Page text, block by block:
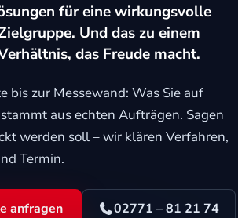
für eine wirkungsvolle
Und das zu einem
das Freude macht.
bis zur Messewand: Was Sie auf
aus echten Aufträgen. Sagen
werden soll – wir klären Verfahren,
Termin.
anfragen 02771 – 81 21 74